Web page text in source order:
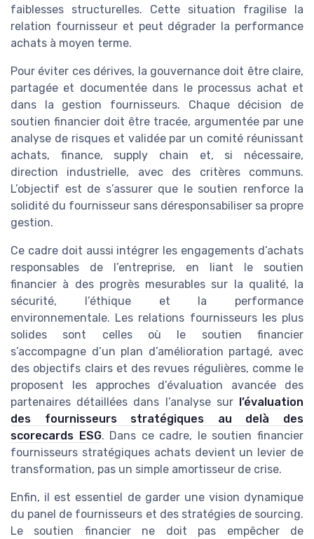
faiblesses structurelles. Cette situation fragilise la
relation fournisseur et peut dégrader la performance
achats à moyen terme.
Pour éviter ces dérives, la gouvernance doit être claire,
partagée et documentée dans le processus achat et
dans la gestion fournisseurs. Chaque décision de
soutien financier doit être tracée, argumentée par une
analyse de risques et validée par un comité réunissant
achats, finance, supply chain et, si nécessaire,
direction industrielle, avec des critères communs.
L’objectif est de s’assurer que le soutien renforce la
solidité du fournisseur sans déresponsabiliser sa propre
gestion.
Ce cadre doit aussi intégrer les engagements d’achats
responsables de l’entreprise, en liant le soutien
financier à des progrès mesurables sur la qualité, la
sécurité, l’éthique et la performance
environnementale. Les relations fournisseurs les plus
solides sont celles où le soutien financier
s’accompagne d’un plan d’amélioration partagé, avec
des objectifs clairs et des revues régulières, comme le
proposent les approches d’évaluation avancée des
partenaires détaillées dans l’analyse sur l’évaluation
des fournisseurs stratégiques au delà des
scorecards ESG. Dans ce cadre, le soutien financier
fournisseurs stratégiques achats devient un levier de
transformation, pas un simple amortisseur de crise.
Enfin, il est essentiel de garder une vision dynamique
du panel de fournisseurs et des stratégies de sourcing.
Le soutien financier ne doit pas empêcher de